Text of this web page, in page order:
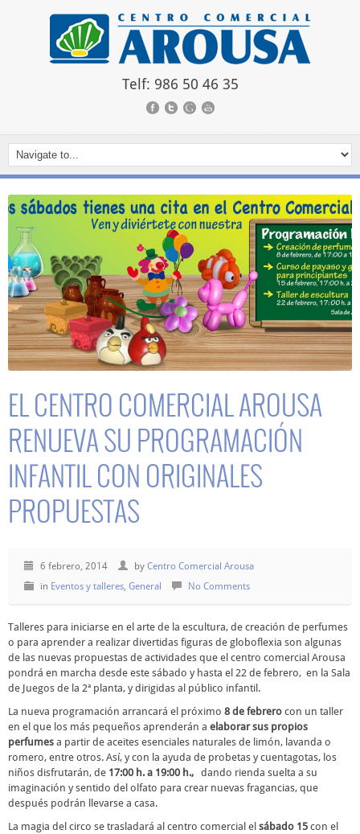
Telf: 986 50 46 35
EL CENTRO COMERCIAL AROUSA
RENUEVA SU PROGRAMACIÓN
INFANTIL CON ORIGINALES
PROPUESTAS
6 febrero, 2014 by Centro Comercial Arousa
in Eventos y talleres General No Comments
Talleres para iniciarse en el arte de la escultura, de creación de perfumes
o para aprender a realizar divertidas figuras de globoflexia son algunas
de las nuevas propuestas de actividades que el centro comercial Arousa
pondrá en marcha desde este sábado y hasta el 22 de febrero, en la Sala
de Juegos de la 2ª planta, y dirigidas al público infantil.
La nueva programación arrancará el próximo 8 de febrero con un taller
en el que los más pequeños aprenderán a elaborar sus propios
perfumes a partir de aceites esenciales naturales de limón, lavanda o
romero, entre otros. Así, y con la ayuda de probetas y cuentagotas, los
niños disfrutarán, de 17:00 h. a 19:00 h., dando rienda suelta a su
imaginación y sentido del olfato para crear nuevas fragancias, que
después podrán llevarse a casa.
La magia del circo se trasladará al centro comercial el sábado 15 con el